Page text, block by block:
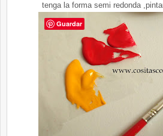
tenga la forma semi redonda
Guardar